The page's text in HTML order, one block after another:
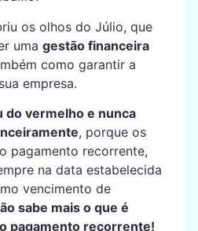
os olhos do Júlio, que
uma gestão financeira
como garantir a
empresa.
do vermelho e nunca
, porque os
pagamento recorrente,
na data estabelecida
vencimento de
sabe mais o que é
pagamento recorrente!